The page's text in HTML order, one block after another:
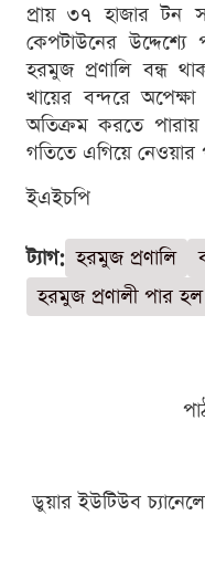
প্রায় ৩৭ হাজার টন
কেপটাউনের উদ্দেশ্যে
হরমুজ প্রণালি বন্ধ
খায়ের বন্দরে
অতিক্রম করতে পারায়
গতিতে এগিয়ে নেওয়ার
ইএইচপি
ট্যাগ: হরমুজ প্রণালি
হরমুজ প্রণালী পার
ডুয়ার ইউটিউব